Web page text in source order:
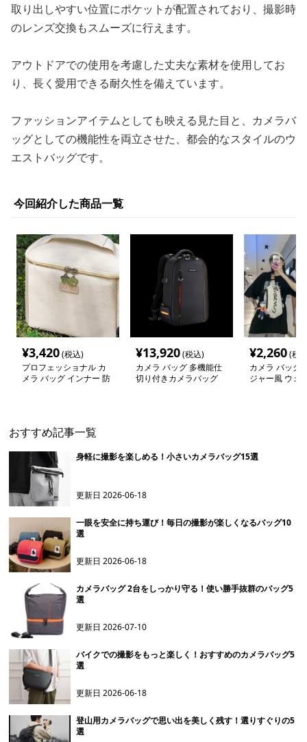
取り出しやすい位置にポケットが配置されており、撮影時
のレンズ交換もスムーズに行えます。
アウトドアでの使用を考慮した丈夫な素材を使用してお
り、長く愛用できる耐久性を備えています。
ファッションアイテムとしても映える見た目と、カメラバ
ッグとしての機能性を両立させた、都会的なスタイルのウ
エストバッグです。
今回紹介した商品一覧
¥3,420(税込)
プロフェッショナル カ
メラ バッグ インナー 防
¥13,920(税込)
カメラ バッグ 多機能仕
切り付きカメラバッグ
¥2,260(税
カメラ バッグ
ジャー風 ウェ
おすすめ記事一覧
身軽に撮影を楽しめる！小さいカメラバッグ15選
更新日2026-06-18
一眼を安全に持ち運び！毎日の撮影が楽しくなるバッグ10
選
更新日2026-06-18
カメラバッグ 2台をしっかり守る！使い勝手抜群のバッグ5
選
更新日2026-07-10
バイクでの撮影をもっと楽しく！おすすめのカメラバッグ5
選
更新日2026-06-18
登山用カメラバッグで思い出を美しく残す！選りすぐりの5
選